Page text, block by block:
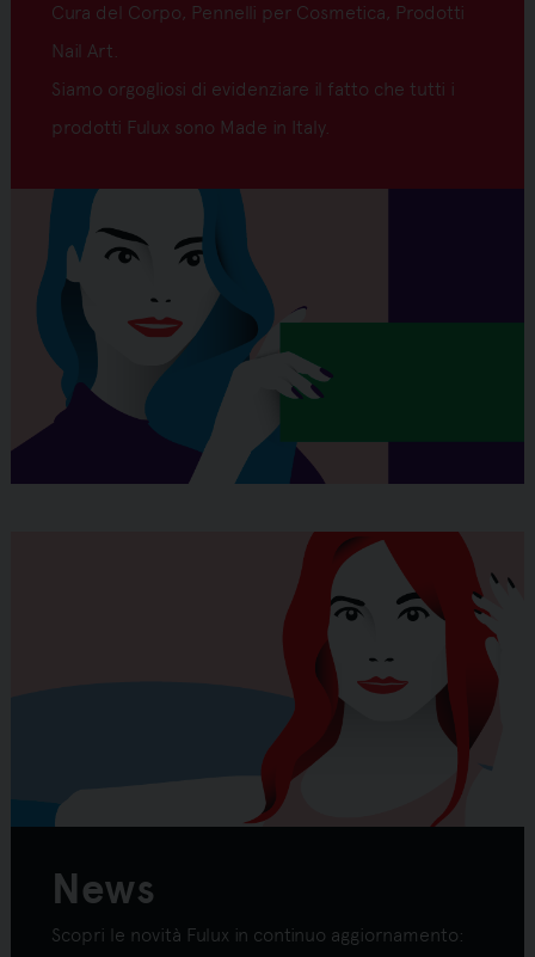
Cura del Corpo, Pennelli per Cosmetica, Prodotti
Nail Art.
Siamo orgogliosi di evidenziare il fatto che tutti i
prodotti Fulux sono Made in Italy.
News
Scopri le novità Fulux in continuo aggiornamento: